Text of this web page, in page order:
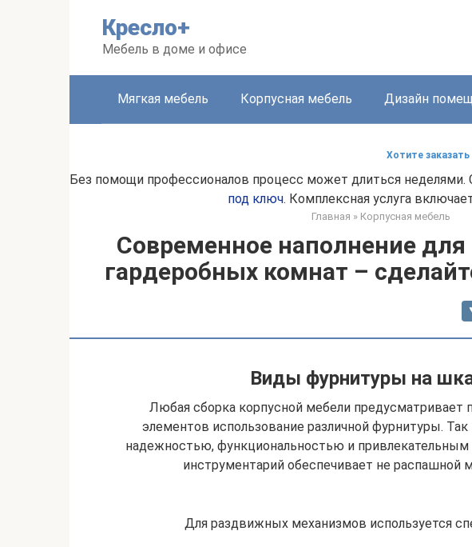
Кресло+
Мебель в доме и офисе
Мягкая мебель Корпусная мебель Дизайн
Хотите
Без помощи профессионалов процесс может длиться
под ключ. Комплексная услуга
Главная » Корпусная мебель
Современное наполнение
гардеробных комнат –
Виды фурнитуры на
Любая сборка корпусной мебели предусматривает
элементов использование различной фурнитуры. Так
надежностью, функциональностью и
инструментарий обеспечивает не распашной
Для раздвижных механизмов используется